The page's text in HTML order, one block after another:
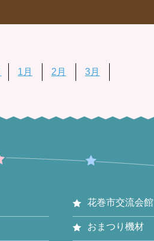
1月 2月 3月
花巻市交流会館
おまつり機材